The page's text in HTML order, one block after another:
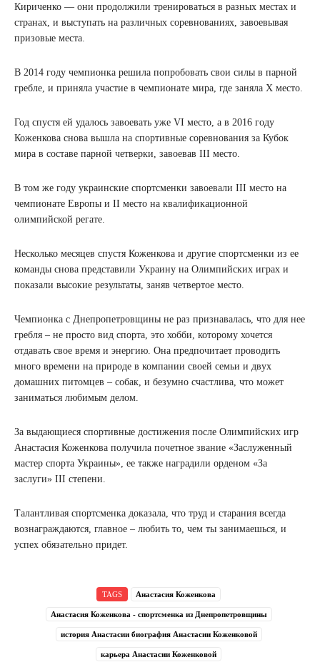
Кириченко — они продолжили тренироваться в разных местах и
странах, и выступать на различных соревнованиях, завоевывая
призовые места.
В 2014 году чемпионка решила попробовать свои силы в парной
гребле, и приняла участие в чемпионате мира, где заняла Х место.
Год спустя ей удалось завоевать уже VI место, а в 2016 году
Коженкова снова вышла на спортивные соревнования за Кубок
мира в составе парной четверки, завоевав III место.
В том же году украинские спортсменки завоевали III место на
чемпионате Европы и II место на квалификационной
олимпийской регате.
Несколько месяцев спустя Коженкова и другие спортсменки из ее
команды снова представили Украину на Олимпийских играх и
показали высокие результаты, заняв четвертое место.
Чемпионка с Днепропетровщины не раз признавалась, что для нее
гребля – не просто вид спорта, это хобби, которому хочется
отдавать свое время и энергию. Она предпочитает проводить
много времени на природе в компании своей семьи и двух
домашних питомцев – собак, и безумно счастлива, что может
заниматься любимым делом.
За выдающиеся спортивные достижения после Олимпийских игр
Анастасия Коженкова получила почетное звание «Заслуженный
мастер спорта Украины», ее также наградили орденом «За
заслуги» III степени.
Талантливая спортсменка доказала, что труд и старания всегда
вознаграждаются, главное – любить то, чем ты занимаешься, и
успех обязательно придет.
TAGS Анастасия Коженкова
Анастасия Коженкова - спортсменка из Днепропетровщины
история Анастасии биография Анастасии Коженковой
карьера Анастасии Коженковой